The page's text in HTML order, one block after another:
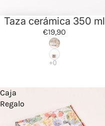
Taza cerámica 350 ml
€19,90
Caja
Regalo